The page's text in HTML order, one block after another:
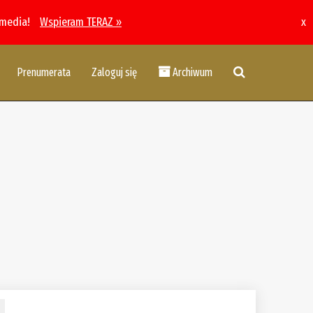
Wspieram TERAZ » x
Prenumerata Zaloguj się Archiwum